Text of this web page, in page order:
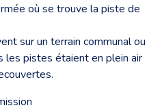
où se trouve la piste de
sur un terrain communal ou
les pistes étaient en plein air